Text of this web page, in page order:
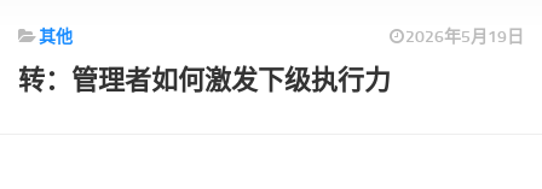
其他 2026年5月19日
转：管理者如何激发下级执行力